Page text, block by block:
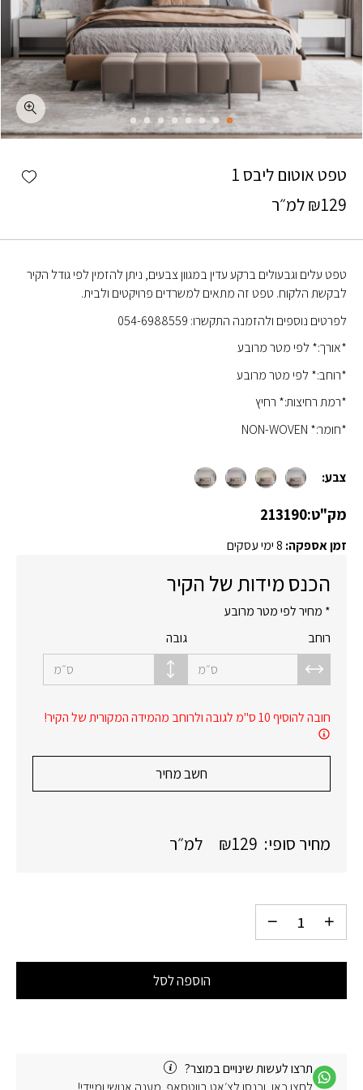
טפט אוטום ליבס 1
₪129 למ״ר
טפט עלים וגבעולים ברקע עדין במגוון צבעים, ניתן להזמין לפי גודל הקיר
לבקשת הלקוח. טפט זה מתאים למשרדים פרויקטים ולבית.
לפרטים נוספים ולהזמנה התקשרו: 054-6988559
*אורך:* לפי מטר מרובע
*רוחב:* לפי מטר מרובע
*רמת רחיצות:* רחיץ
*חומר:* NON-WOVEN
צבע:
מק"ט:213190
זמן אספקה: 8 ימי עסקים
הכנס מידות של הקיר
* מחיר לפי מטר מרובע
רוחב
ס״מ
גובה
ס״מ
חובה להוסיף 10 ס"מ לגובה ולרוחב מהמידה המקורית של הקיר!
חשב מחיר
מחיר סופי: ₪129 למ״ר
הוספה לסל
תרצו לעשות שינויים במוצר?